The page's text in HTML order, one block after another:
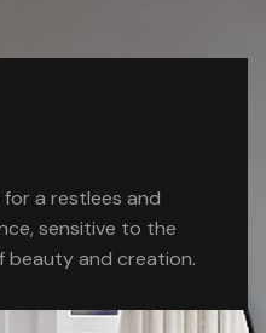
a restlees and
sensitive to the
beauty and creation.